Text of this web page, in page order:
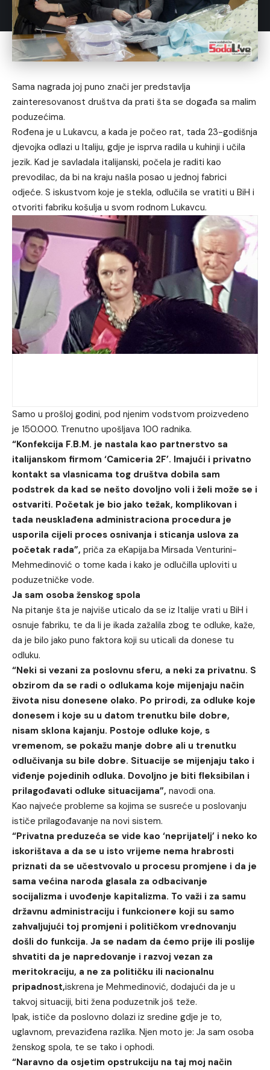
Sama nagrada joj puno znači jer predstavlja
zainteresovanost društva da prati šta se događa sa malim
poduzećima.
Rođena je u Lukavcu, a kada je počeo rat, tada 23-godišnja
djevojka odlazi u Italiju, gdje je isprva radila u kuhinji i učila
jezik. Kad je savladala italijanski, počela je raditi kao
prevodilac, da bi na kraju našla posao u jednoj fabrici
odjeće. S iskustvom koje je stekla, odlučila se vratiti u BiH i
otvoriti fabriku košulja u svom rodnom Lukavcu.
Samo u prošloj godini, pod njenim vodstvom proizvedeno
je 150.000. Trenutno upošljava 100 radnika.
“Konfekcija F.B.M. je nastala kao partnerstvo sa
italijanskom firmom ‘Camiceria 2F’. Imajući i privatno
kontakt sa vlasnicama tog društva dobila sam
podstrek da kad se nešto dovoljno voli i želi može se i
ostvariti. Početak je bio jako težak, komplikovan i
tada neusklađena administraciona procedura je
usporila cijeli proces osnivanja i sticanja uslova za
početak rada”, priča za eKapija.ba Mirsada Venturini-
Mehmedinović o tome kada i kako je odlučilla uploviti u
poduzetničke vode.
Ja sam osoba ženskog spola
Na pitanje šta je najviše uticalo da se iz Italije vrati u BiH i
osnuje fabriku, te da li je ikada zažalila zbog te odluke, kaže,
da je bilo jako puno faktora koji su uticali da donese tu
odluku.
“Neki si vezani za poslovnu sferu, a neki za privatnu. S
obzirom da se radi o odlukama koje mijenjaju način
života nisu donesene olako. Po prirodi, za odluke koje
donesem i koje su u datom trenutku bile dobre,
nisam sklona kajanju. Postoje odluke koje, s
vremenom, se pokažu manje dobre ali u trenutku
odlučivanja su bile dobre. Situacije se mijenjaju tako i
viđenje pojedinih odluka. Dovoljno je biti fleksibilan i
prilagođavati odluke situacijama”, navodi ona.
Kao najveće probleme sa kojima se susreće u poslovanju
ističe prilagođavanje na novi sistem.
“Privatna preduzeća se vide kao ‘neprijatelj’ i neko ko
iskorištava a da se u isto vrijeme nema hrabrosti
priznati da se učestvovalo u procesu promjene i da je
sama većina naroda glasala za odbacivanje
socijalizma i uvođenje kapitalizma. To važi i za samu
državnu administraciju i funkcionere koji su samo
zahvaljujući toj promjeni i političkom vrednovanju
došli do funkcija. Ja se nadam da ćemo prije ili poslije
shvatiti da je napredovanje i razvoj vezan za
meritokraciju, a ne za političku ili nacionalnu
pripadnost,iskrena je Mehmedinović, dodajući da je u
takvoj situaciji, biti žena poduzetnik još teže.
Ipak, ističe da poslovno dolazi iz sredine gdje je to,
uglavnom, prevaziđena razlika. Njen moto je: Ja sam osoba
ženskog spola, te se tako i ophodi.
“Naravno da osjetim opstrukciju na taj moj način